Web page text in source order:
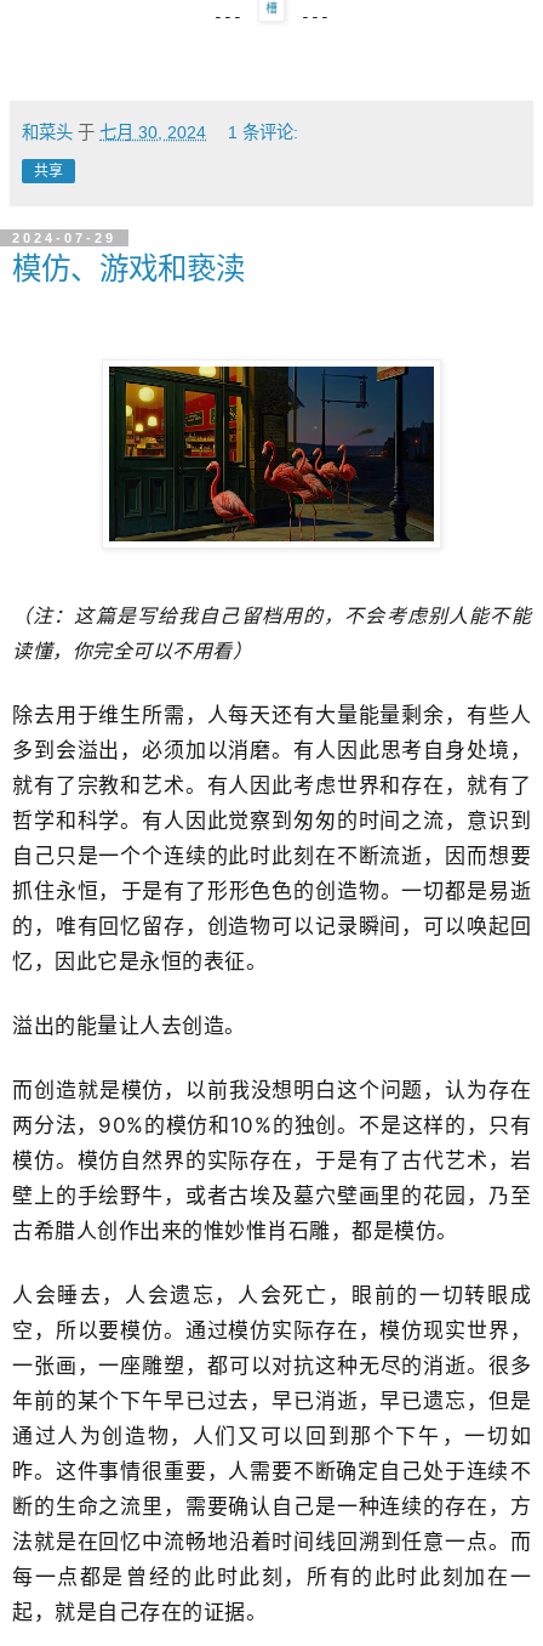
--- ---
和菜头 于 七月 30, 2024 1 条评论:
共享
2024-07-29
模仿、游戏和亵渎
（注：这篇是写给我自己留档用的，不会考虑别人能不能
读懂，你完全可以不用看）
除去用于维生所需，人每天还有大量能量剩余，有些人
多到会溢出，必须加以消磨​。有人因此思考自身处境，
就有了宗教和艺术。有人因此考虑世界和存在，就有了
哲学和科学。有人因此觉察到匆匆的时间之流，意识到
自己只是一个个连续的此时此刻在不断流逝，因而想要
抓住永恒，​于是有了形形色色的创造物。一切都是易逝
的，唯有回忆留存，创造物可以记录瞬间，可以唤起回
忆，​因此它是永恒的表征。
溢出的能量让人去创造。
​而创造就是模仿，以前我没想明白这个问题，认为存在
两分法，90%的模仿和10​%的独创。​不是这样的，只有
模仿。模仿自然界的实际存在，于是有了古代艺术，岩
壁上的手绘野牛，或者古埃及墓穴壁画里的花园，乃至
古希腊人创作出来的惟妙惟肖​石雕，都是模仿。
人会睡去，人会遗忘，人会死亡，​眼前的一切转眼成
空，所以要模仿。通过模仿实际存在，模仿现实世界，
一张画，一座雕塑​，都可以对抗这种无尽的消逝。很多
年前的某个下午早已过去，早已消逝，早已遗忘，但是
通过人为创造物，人们又可以回到那个下午​，一切如
昨。这件事情很重要，人需要不断确定自己处于连续​不
断的生命之流里，需要确认自己是一种连续的存在，方
法就是在回忆中流畅地​沿着时间线回溯到任意一点。而
每一点都是​曾经的此时此刻，所有的此时此刻加在一
起，就是自己存在的证据。